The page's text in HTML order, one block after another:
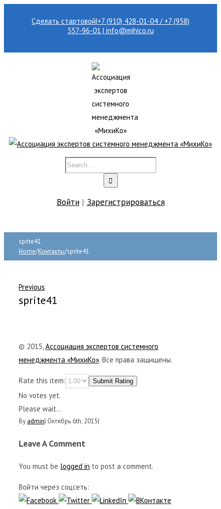
Сделать стартовой|+7 (910) 428-01-04 / +7 (958)
557-96-01 | info@mihico.ru
Войти| Зарегистрироваться
sprite41
Home/Контакты/sprite41
Previous
sprite41
© 2015,Ассоциация экспертов системного
менеджмента «МихиКо». Все права защищены.
Rate this item: Submit Rating
No votes yet.
Please wait...
By admin| Октябрь 6th, 2015|
Leave A Comment
You must be logged in to post a comment.
Войти через соцсеть: